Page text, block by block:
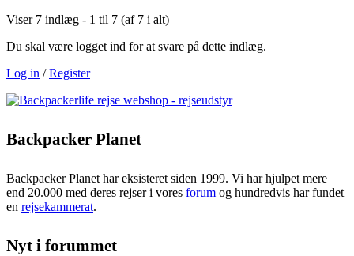
Viser 7 indlæg - 1 til 7 (af 7 i alt)
Du skal være logget ind for at svare på dette indlæg.
Log in /Register
Backpacker Planet
Backpacker Planet har eksisteret siden 1999. Vi har hjulpet mere
end 20.000 med deres rejser i vores forum og hundredvis har fundet
en rejsekammerat.
Nyt i forummet